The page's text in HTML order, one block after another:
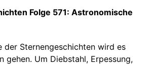
Folge 571: Astronomische
der Sternengeschichten wird es
gehen. Um Diebstahl, Erpessung,